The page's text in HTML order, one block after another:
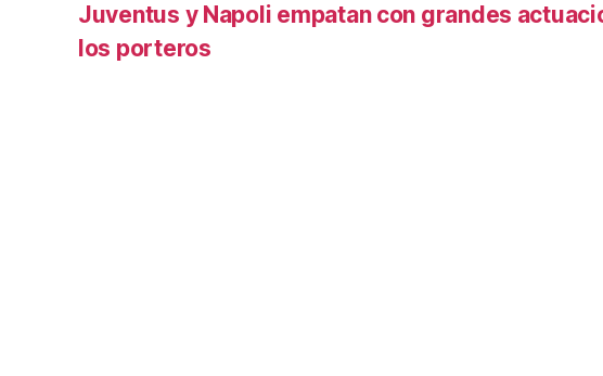
Juventus y Napoli empatan con grandes
los porteros